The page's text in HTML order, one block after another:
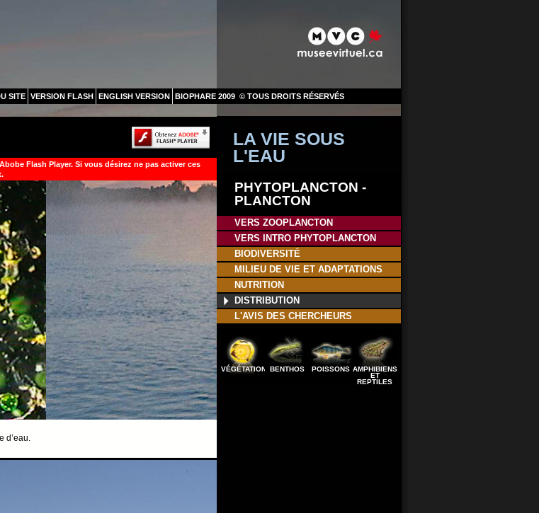
SITE VERSION FLASH ENGLISH VERSION BIOPHARE 2009 © TOUS DROITS RÉSERVÉS
Flash Player. Si vous désirez ne pas activer ces
d’eau.
LA VIE SOUS
L'EAU
PHYTOPLANCTON -
PLANCTON
VERS ZOOPLANCTON
VERS INTRO PHYTOPLANCTON
BIODIVERSITÉ
MILIEU DE VIE ET ADAPTATIONS
NUTRITION
DISTRIBUTION
L'AVIS DES CHERCHEURS
VÉGÉTATION BENTHOS POISSONS AMPHIBIENS
ET
REPTILES